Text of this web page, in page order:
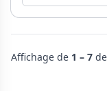
Affichage de 1 – 7 de